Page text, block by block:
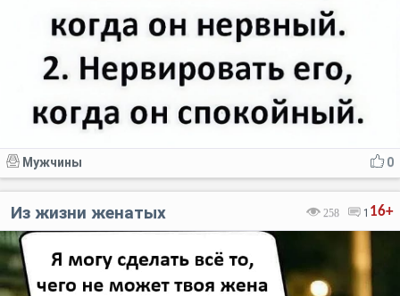
0
Мужчины
16+
258 1
Из жизни женатых